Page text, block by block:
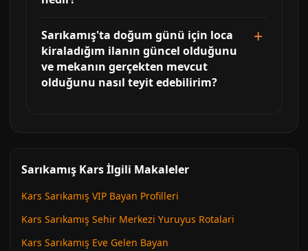
Sarıkamış'ta doğum günü için loca
kiraladığım ilanın güncel olduğunu
ve mekanın gerçekten mevcut
olduğunu nasıl teyit edebilirim?
Sarıkamış Kars İlgili Makaleler
Kars Sarıkamış VIP Bayan Profilleri
Kars Sarıkamış Sehir Merkezi Yuruyus Rotalari
Kars Sarıkamış Eve Gelen Bayan